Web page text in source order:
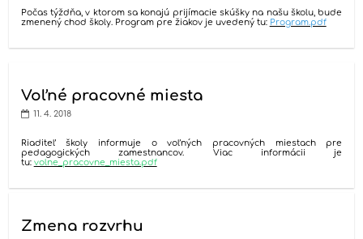
Počas týždňa, v ktorom sa konajú prijímacie skúšky na našu školu, bude
zmenený chod školy. Program pre žiakov je uvedený tu: Program.pdf
Voľné pracovné miesta
11. 4. 2018
Riaditeľ školy informuje o voľných pracovných miestach pre
pedagogických zamestnancov. Viac informácii je
tu: volne_pracovne_miesta.pdf
Zmena rozvrhu